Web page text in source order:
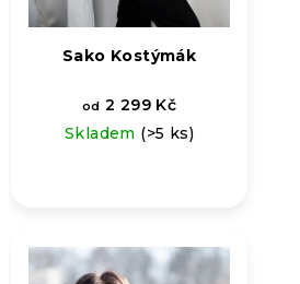
Sako Kostýmák
od 2 299 Kč
Skladem (>5 ks)